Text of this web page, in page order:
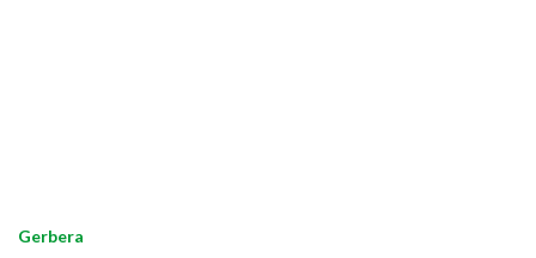
Gerbera